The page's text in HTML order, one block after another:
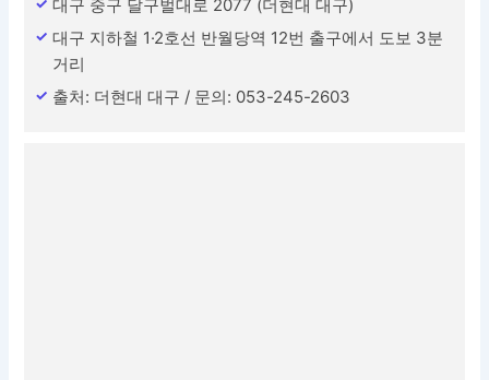
대구 중구 달구벌대로 2077 (더현대 대구)
대구 지하철 1·2호선 반월당역 12번 출구에서 도보 3분
거리
출처: 더현대 대구 / 문의: 053-245-2603